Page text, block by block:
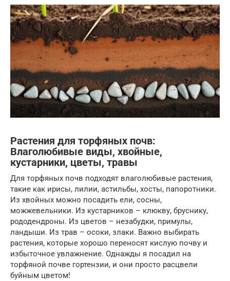
Растения для торфяных почв:
Влаголюбивые виды, хвойные,
кустарники, цветы, травы
Для торфяных почв подходят влаголюбивые растения,
такие как ирисы, лилии, астильбы, хосты, папоротники.
Из хвойных можно посадить ели, сосны,
можжевельники. Из кустарников – клюкву, бруснику,
рододендроны. Из цветов – незабудки, примулы,
ландыши. Из трав – осоки, злаки. Важно выбирать
растения, которые хорошо переносят кислую почву и
избыточное увлажнение. Однажды я посадил на
торфяной почве гортензии, и они просто расцвели
буйным цветом!